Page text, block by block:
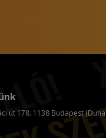
út 178. 1138 Budapest (Duna